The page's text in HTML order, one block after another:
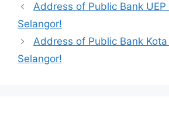
Address of Public Bank
Selangor!
Address of Public Bank
Selangor!